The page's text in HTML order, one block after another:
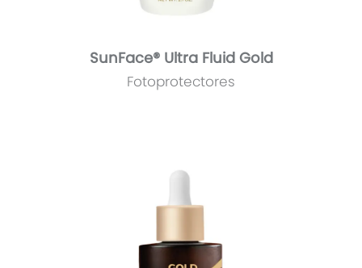
SunFace® Ultra Fluid Gold
Fotoprotectores